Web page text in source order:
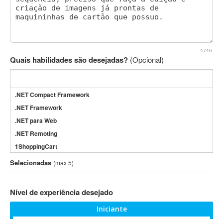
4746
Quais habilidades são desejadas? (Opcional)
.NET Compact Framework
.NET Framework
.NET para Web
.NET Remoting
1ShoppingCart
3DS Max
3GSM
802.11
Selecionadas (max 5)
Nível de experiência desejado
Iniciante